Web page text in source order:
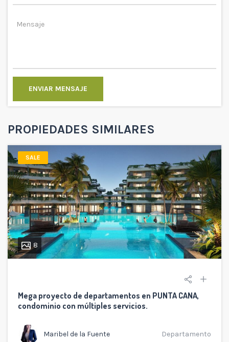
ENVIAR MENSAJE
PROPIEDADES SIMILARES
SALE
8
Mega proyecto de departamentos en PUNTA CANA,
condominio con múltiples servicios.
Maribel de la Fuente Departamento